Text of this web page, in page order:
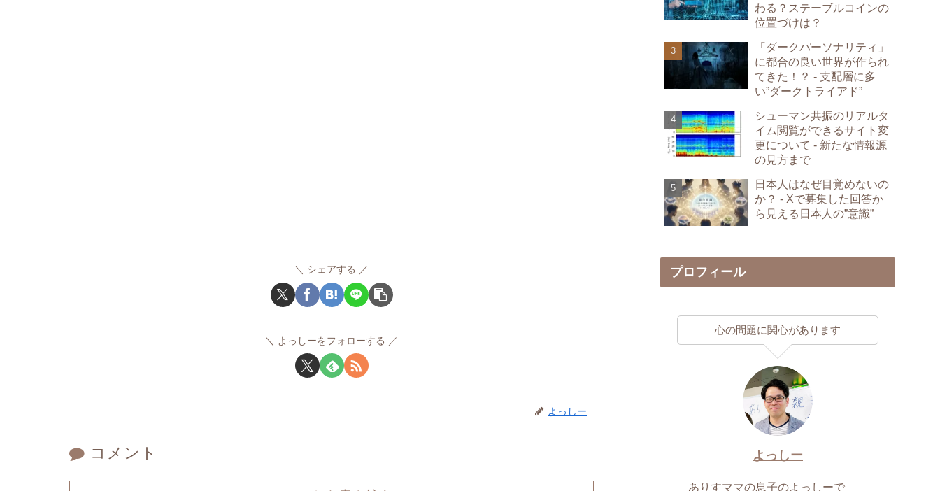
シェアする
よっしーをフォローする
よっしー
コメント
わる？ステーブルコインの
位置づけは？
「ダークパーソナリティ」
に都合の良い世界が作られ
てきた！？ - 支配層に多
い”ダークトライアド”
シューマン共振のリアルタ
イム閲覧ができるサイト変
更について - 新たな情報源
の見方まで
日本人はなぜ目覚めないの
か？ - Xで募集した回答か
ら見える日本人の”意識”
プロフィール
心の問題に関心があります
よっしー
ありすママの息子のよっしーで